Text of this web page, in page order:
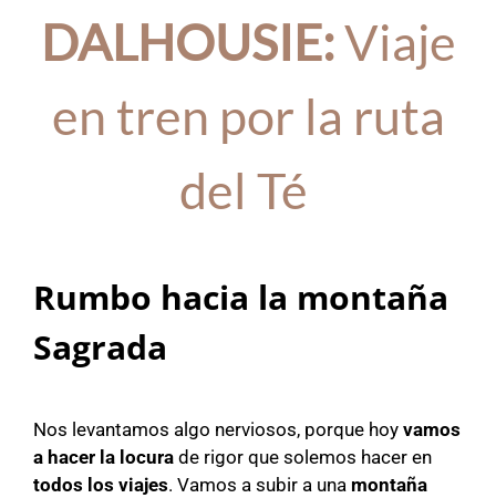
DALHOUSIE:Viaje
en tren por la ruta
del Té
Rumbo hacia la montaña
Sagrada
Nos levantamos algo nerviosos, porque hoy vamos
a hacer la locura de rigor que solemos hacer en
todos los viajes. Vamos a subir a una montaña